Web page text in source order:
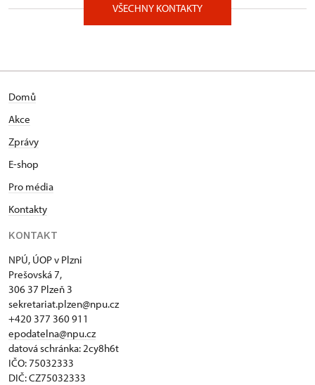
VŠECHNY KONTAKTY
Domů
Akce
Zprávy
E-shop
Pro média
Kontakty
KONTAKT
NPÚ, ÚOP v Plzni
Prešovská 7,
306 37 Plzeň 3
sekretariat.plzen@npu.cz
+420 377 360 911
epodatelna@npu.cz
datová schránka: 2cy8h6t​
IČO: 75032333
DIČ: CZ75032333